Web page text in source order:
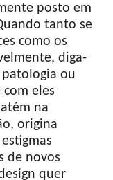
posto em
tanto se
como os
diga-
patologia ou
com eles
na
origina
de novos
quer